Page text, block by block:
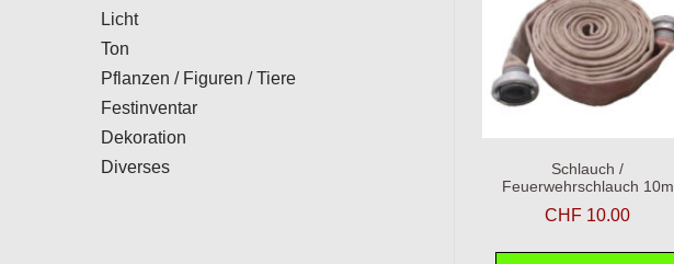
Licht
Ton
Pflanzen / Figuren / Tiere
Festinventar
Dekoration
Diverses
Schlauch /
Feuerwehrschlauch 10m
CHF 10.00